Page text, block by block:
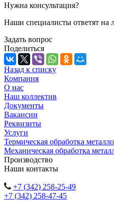
Нужна консультация?
Наши специалисты ответят
Задать вопрос
Поделиться
Назад к списку
Компания
О нас
Наш коллектив
Документы
Вакансии
Реквизиты
Услуги
Термическая обработка
Механическая обработка
Производство
Наши контакты
+7 (342) 258-25-49
+7 (342) 258-47-45